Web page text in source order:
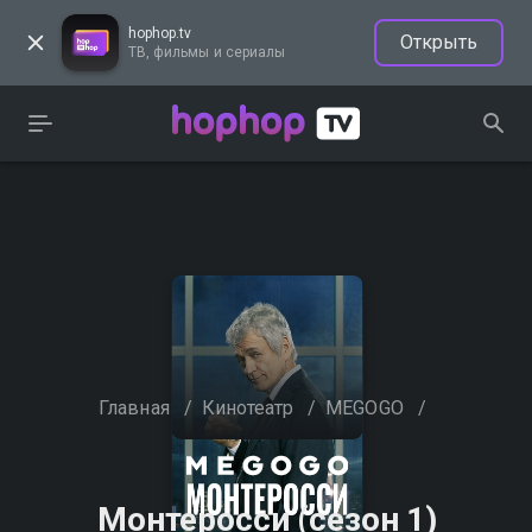
hophop.tv
ТВ, фильмы и сериалы
Открыть
Главная / Кинотеатр / MEGOGO /
Монтеросси (сезон 1)